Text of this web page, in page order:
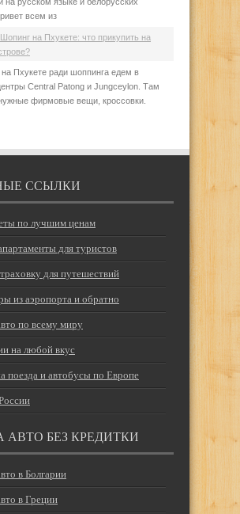
всем из
Шопинг на Пхукете: что прикупить на
Пхукете ради шоппинга едем в
Central Patong и Jungceylon. Там
фирмовые вещи, кроссовки.
ССЫЛКИ
по лучшим ценам
для туристов
для путешествий
из аэропорта и обратно
по всему миру
на любой вкус
поезда и автобусы по Европе
АВТО БЕЗ КРЕДИТКИ
в Болгарии
в Греции